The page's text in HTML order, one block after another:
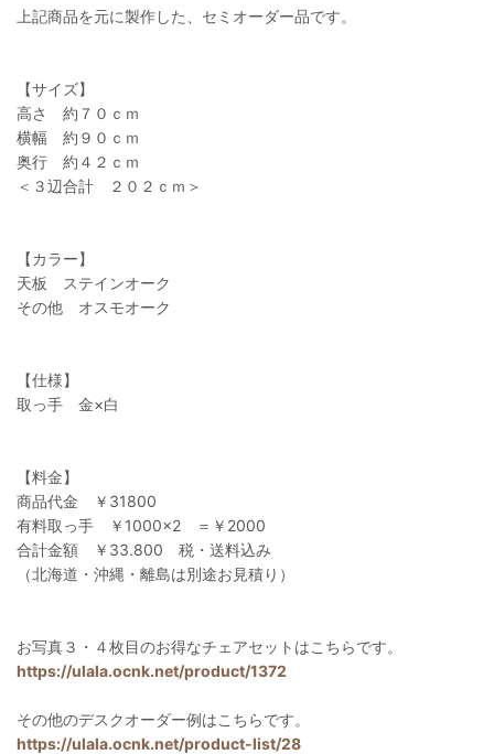
上記商品を元に製作した、セミオーダー品です。
【サイズ】
高さ 約７０ｃｍ
横幅 約９０ｃｍ
奥行 約４２ｃｍ
＜３辺合計 ２０２ｃｍ＞
【カラー】
天板 ステインオーク
その他 オスモオーク
【仕様】
取っ手 金×白
【料金】
商品代金 ￥31800
有料取っ手 ￥1000×2 ＝￥2000
合計金額 ￥33.800 税・送料込み
（北海道・沖縄・離島は別途お見積り）
お写真３・４枚目のお得なチェアセットはこちらです。
https://ulala.ocnk.net/product/1372
その他のデスクオーダー例はこちらです。
https://ulala.ocnk.net/product-list/28